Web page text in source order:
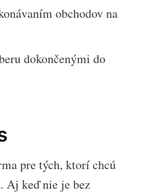
obchodov na
dokončenými do
pre tých, ktorí chcú
Aj keď nie je bez